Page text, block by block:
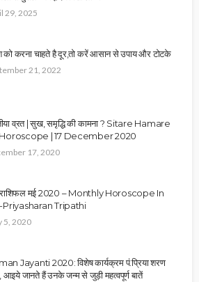
29, 2025
को करना चाहते है दूर,तो करें आसान से उपाय और टोटके
21, 2022
व्रत | सुख, समृद्धि की कामना ? Sitare Hamare
| 17 December 2020
17, 2020
राशिफल मई 2020 – Monthly Horoscope In
Priyasharan Tripathi
5, 2020
Jayanti 2020: विशेष कार्यक्रम पं.प्रिया शरण
आइये जानते हैं उनके जन्म से जुड़ी महत्वपूर्ण बातें